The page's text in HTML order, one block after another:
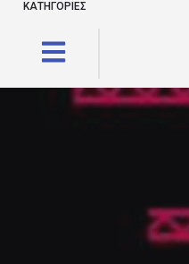
ΚΑΤΗΓΟΡΙΕΣ